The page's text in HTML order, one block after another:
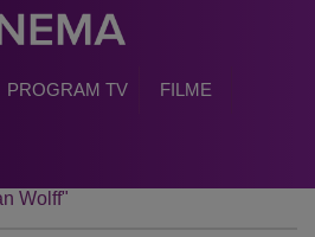
PROGRAM TV FILME
Wolff"